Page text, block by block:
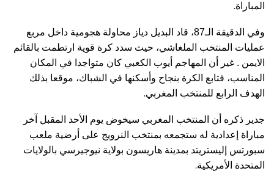
المباراة.
وفي الدقيقة الـ87، قاد البديل دياز محاولة هجومية داخل مربع
عمليات المنتخب الملغاشي، حيث سدد كرة قوية ارتطمت بالقائم
الايمن . غير أن المهاجم أيوب الكعبي كان متواجدا في المكان
المناسب، فتابع الكرة بنجاح وأسكنها في الشباك، موقعا بذلك
الهدف الرابع للمنتخب المغربي.
جدير ذكره أن المنتخب المغربي سيخوض يوم الأحد المقبل آخر
مباراة إعدادية له ستجمعه بمنتخب النرويج على أرضية ملعب
سبورتس إليستريتد بمدينة هاريسون بولاية نيوجيرسي بالولايات
المتحدة الأمريكية.